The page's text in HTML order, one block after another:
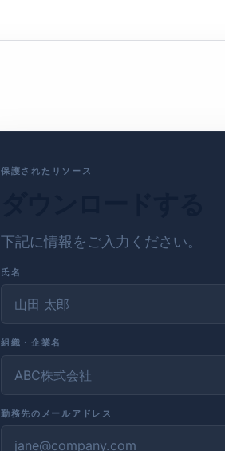
保護されたリソース
下記に情報をご入力ください。
氏名
組織・企業名
勤務先のメールアドレス